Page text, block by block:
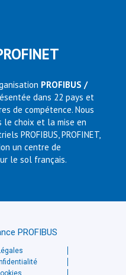
PROFIBUS /
dans 22 pays et
de compétence. Nous
choix et la mise en
PROFIBUS, PROFINET,
un centre de
le sol français.
PROFIBUS